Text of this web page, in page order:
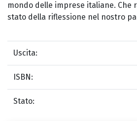
mondo delle imprese italiane. Che
stato della riflessione nel nostro
Uscita:
ISBN:
Stato: